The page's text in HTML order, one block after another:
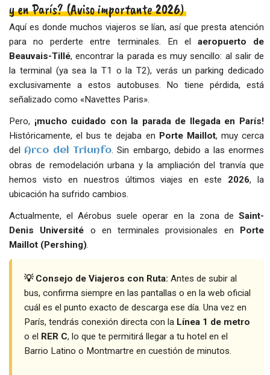
y en París? (Aviso importante 2026)
Aquí es donde muchos viajeros se lían, así que presta atención
para no perderte entre terminales. En el aeropuerto de
Beauvais-Tillé, encontrar la parada es muy sencillo: al salir de
la terminal (ya sea la T1 o la T2), verás un parking dedicado
exclusivamente a estos autobuses. No tiene pérdida, está
señalizado como «Navettes Paris».
Pero, ¡mucho cuidado con la parada de llegada en París!
Históricamente, el bus te dejaba en Porte Maillot, muy cerca
del Arco del Triunfo. Sin embargo, debido a las enormes
obras de remodelación urbana y la ampliación del tranvía que
hemos visto en nuestros últimos viajes en este 2026, la
ubicación ha sufrido cambios.
Actualmente, el Aérobus suele operar en la zona de Saint-
Denis Université o en terminales provisionales en Porte
Maillot (Pershing).
💡 Consejo de Viajeros con Ruta: Antes de subir al
bus, confirma siempre en las pantallas o en la web oficial
cuál es el punto exacto de descarga ese día. Una vez en
París, tendrás conexión directa con la Línea 1 de metro
o el RER C, lo que te permitirá llegar a tu hotel en el
Barrio Latino o Montmartre en cuestión de minutos.